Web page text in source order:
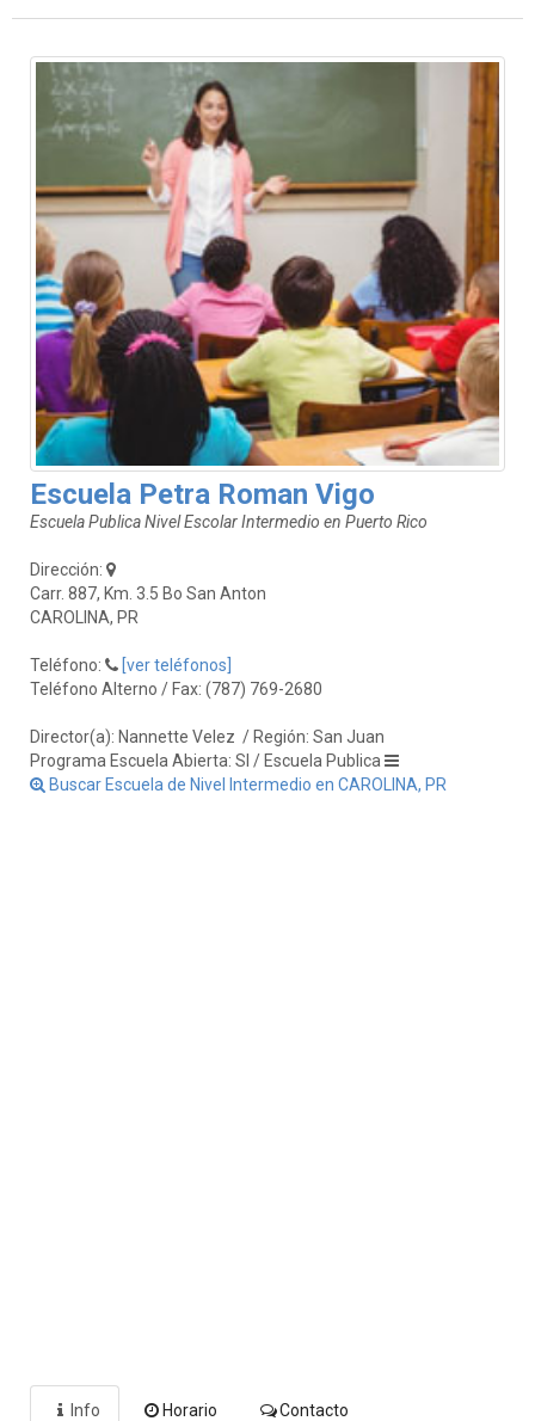
Escuela Petra Roman Vigo
Escuela Publica Nivel Escolar Intermedio en Puerto Rico
Dirección:
Carr. 887, Km. 3.5 Bo San Anton
CAROLINA, PR
Teléfono:
[ver teléfonos]
Teléfono Alterno / Fax: (787) 769-2680
Director(a): Nannette Velez / Región: San Juan
Programa Escuela Abierta: SI / Escuela Publica
Buscar Escuela de Nivel Intermedio en CAROLINA, PR
Info Horario Contacto